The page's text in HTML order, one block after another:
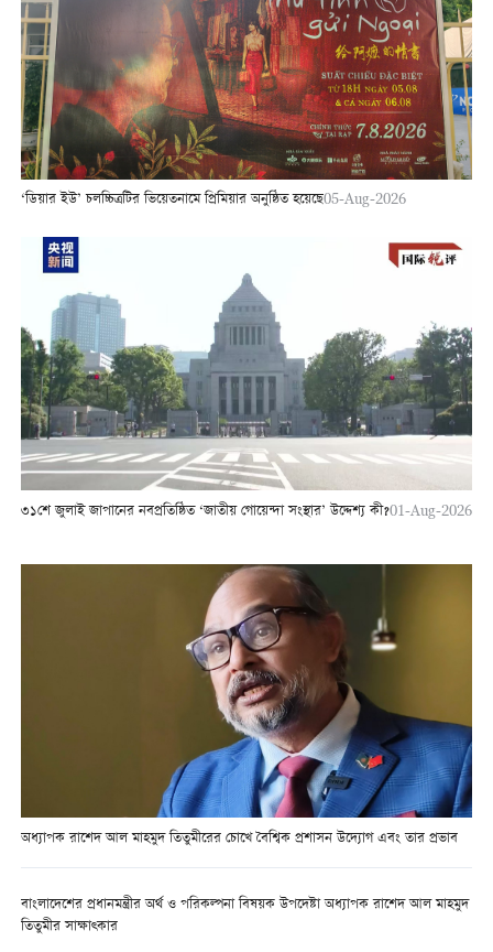
‘ডিয়ার ইউ’ চলচ্চিত্রটির ভিয়েতনামে প্রিমিয়ার অনুষ্ঠিত হয়েছে05-Aug-2026
৩১শে জুলাই জাপানের নবপ্রতিষ্ঠিত ‘জাতীয় গোয়েন্দা সংস্থার’ উদ্দেশ্য কী?01-Aug-2026
অধ্যাপক রাশেদ আল মাহমুদ তিতুমীরের চোখে বৈশ্বিক প্রশাসন উদ্যোগ এবং তার প্রভাব
বাংলাদেশের প্রধানমন্ত্রীর অর্থ ও পরিকল্পনা বিষয়ক উপদেষ্টা অধ্যাপক রাশেদ আল মাহমুদ
তিতুমীর সাক্ষাত্কার